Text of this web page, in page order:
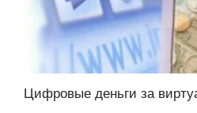
Цифровые деньги за